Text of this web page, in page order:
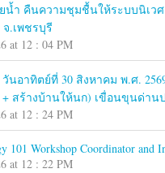
ำ คืนความชุมชื้นให้ระบบนิเว
.เพชรบุรี
at 12 : 04 PM
นอาทิตย์ที่ 30 สิงหาคม พ.ศ.
สร้างบ้านให้นก) เขื่อนขุนด่าน
at 12 : 24 PM
101 Workshop Coordinator and
at 12 : 22 PM